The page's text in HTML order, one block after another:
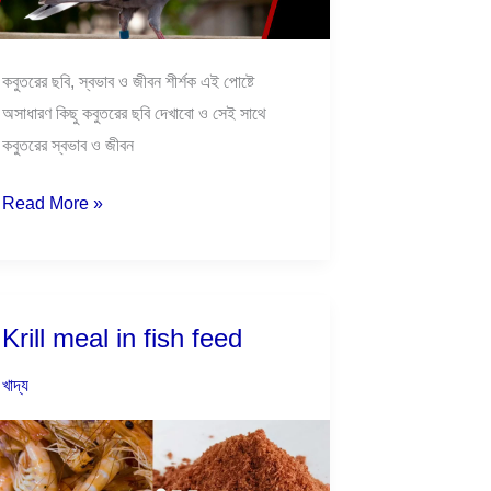
কবুতরের ছবি, স্বভাব ও জীবন শীর্শক এই পোষ্টে
অসাধারণ কিছু কবুতরের ছবি দেখাবো ও সেই সাথে
কবুতরের স্বভাব ও জীবন
Read More »
Krill meal in fish feed
খাদ্য
Krill
fish
feed